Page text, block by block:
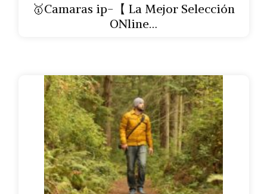
🥇Camaras ip-【 La Mejor Selección
ONline…